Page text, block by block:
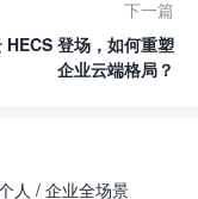
下一篇
HECS 登场，如何重塑
企业云端格局？
人 / 企业全场景